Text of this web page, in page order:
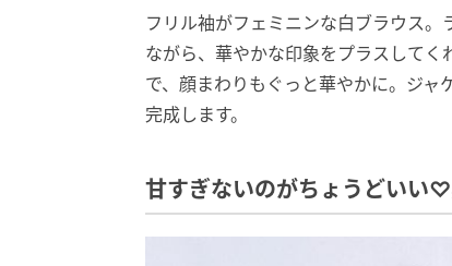
フリル袖がフェミニンな白ブラウス
ながら、華やかな印象をプラスしてく
で、顔まわりもぐっと華やかに。ジ
完成します。
甘すぎないのがちょうどいい